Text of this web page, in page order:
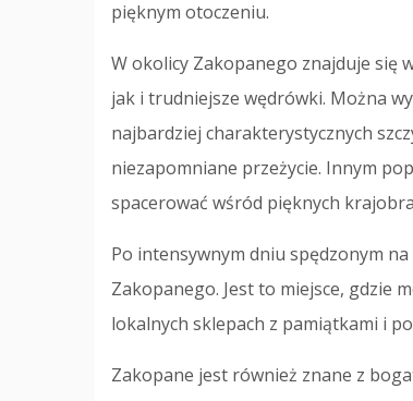
pięknym otoczeniu.
W okolicy Zakopanego znajduje się
jak i trudniejsze wędrówki. Można
najbardziej charakterystycznych
niezapomniane przeżycie. Innym
spacerować wśród pięknych
Po intensywnym dniu spędzonym
Zakopanego. Jest to miejsce, gdzie
lokalnych sklepach z pamiątkami i
Zakopane jest również znane z